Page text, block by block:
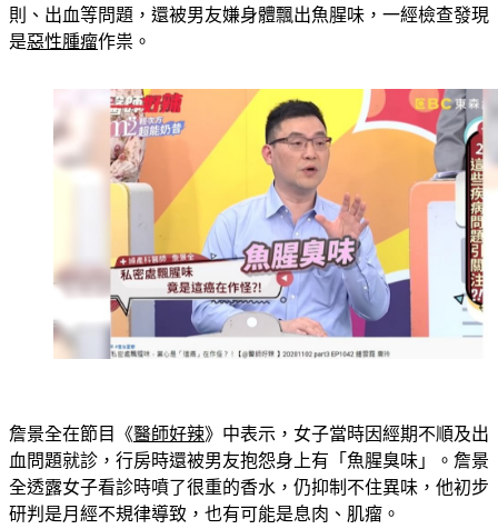
是
惡性腫瘤作祟。
血問題就診，行房時還被男友抱怨身上有「魚腥臭味」。詹景
全透露女子看診時噴了很重的香水，仍抑制不住異味，他初步
研判是月經不規律導致，也有可能是息肉、肌瘤。